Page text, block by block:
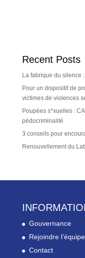
Recent Posts
La fabrique du silence
Pour un dispositif de
victimes de violences
Poupées s*xuelles :
pédocriminalité
3 conseils pour
Renouvellement du
Gouvernance
Rejoindre l’équipe
Contact